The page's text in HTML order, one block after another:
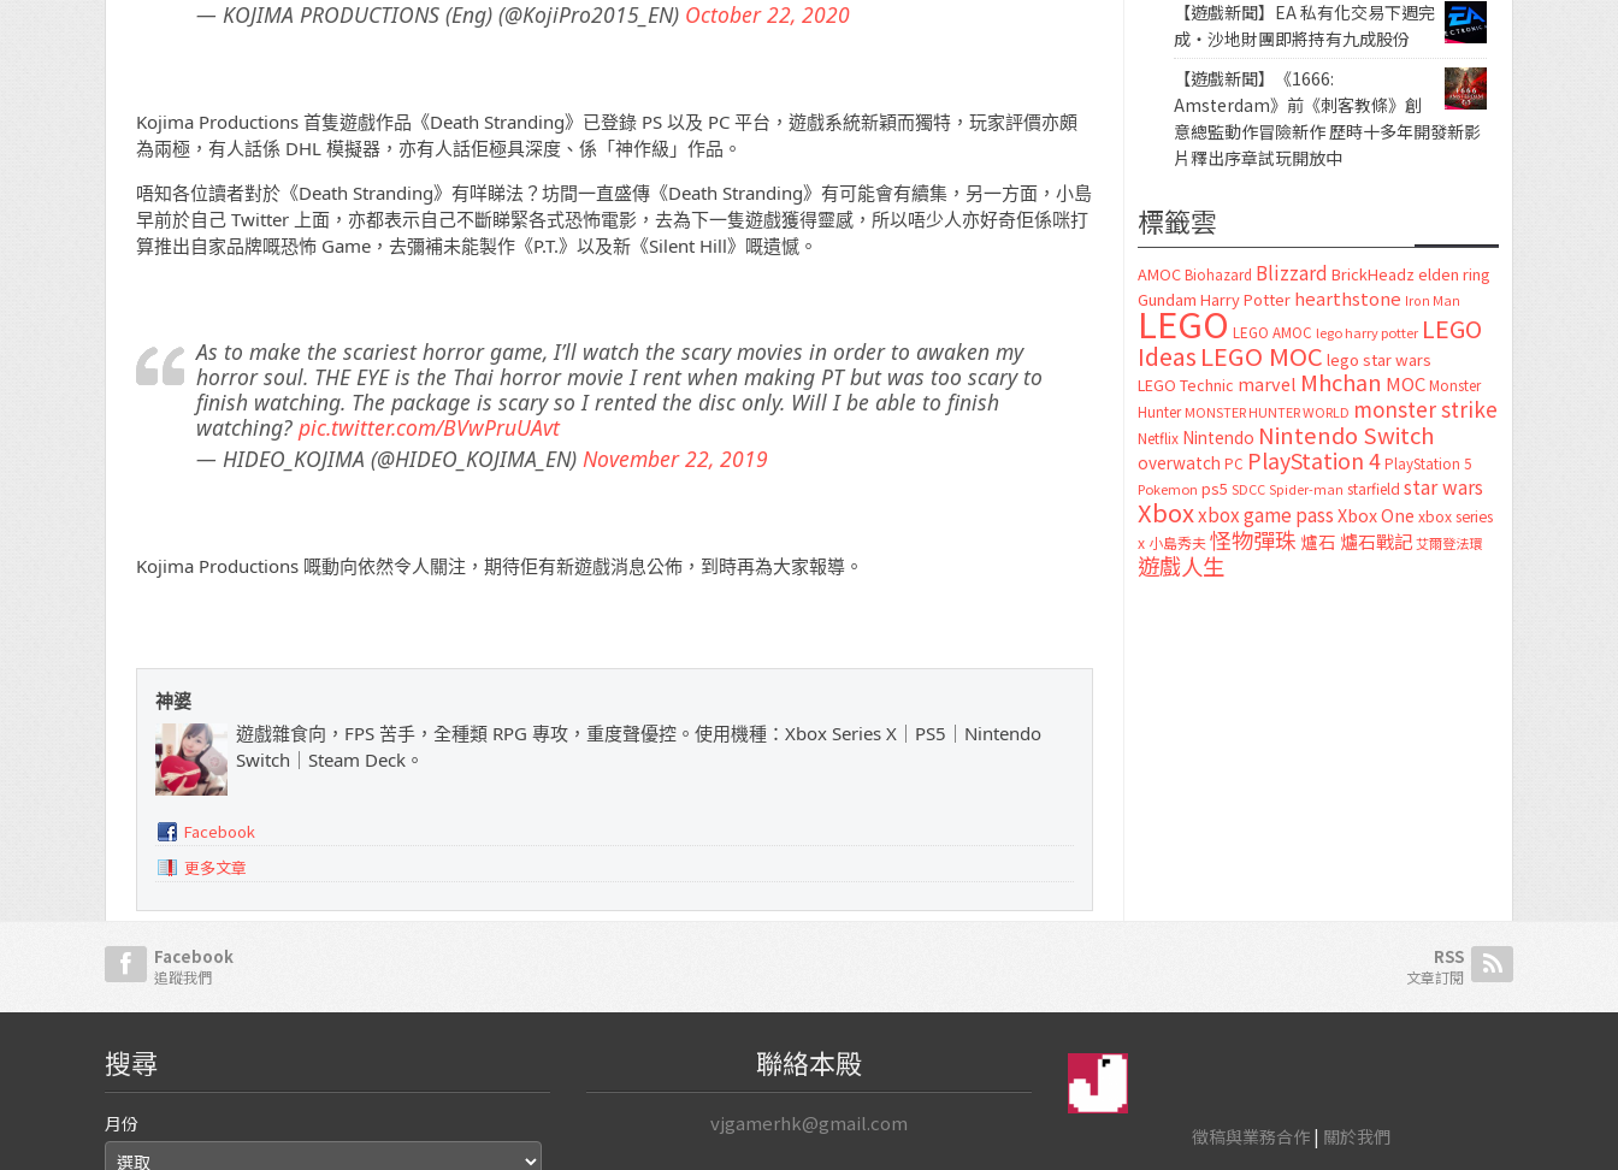
— KOJIMA PRODUCTIONS (Eng) (@KojiPro2015_EN) October 22, 2020
Kojima Productions 首隻遊戲作品《Death Stranding》已登錄 PS 以及 PC 平台，遊戲系統新穎而獨特，玩家評價亦頗
為兩極，有人話係 DHL 模擬器，亦有人話佢極具深度、係「神作級」作品。
唔知各位讀者對於《Death Stranding》有咩睇法？坊間一直盛傳《Death Stranding》有可能會有續集，另一方面，小島
早前於自己 Twitter 上面，亦都表示自己不斷睇緊各式恐怖電影，去為下一隻遊戲獲得靈感，所以唔少人亦好奇佢係咪打
算推出自家品牌嘅恐怖 Game，去彌補未能製作《P.T.》以及新《Silent Hill》嘅遺憾。
As to make the scariest horror game, I’ll watch the scary movies in order to awaken my
horror soul. THE EYE is the Thai horror movie I rent when making PT but was too scary to
finish watching. The package is scary so I rented the disc only. Will I be able to finish
watching? pic.twitter.com/BVwPruUAvt
— HIDEO_KOJIMA (@HIDEO_KOJIMA_EN) November 22, 2019
Kojima Productions 嘅動向依然令人關注，期待佢有新遊戲消息公佈，到時再為大家報導。
神婆
遊戲雜食向，FPS 苦手，全種類 RPG 專攻，重度聲優控。使用機種：Xbox Series X｜PS5｜Nintendo
Switch｜Steam Deck。
Facebook
更多文章
【遊戲新聞】EA 私有化交易下週完
成・沙地財團即將持有九成股份
【遊戲新聞】《1666:
Amsterdam》前《刺客教條》創
意總監動作冒險新作 歷時十多年開發新影
片釋出序章試玩開放中
標籤雲
AMOC Biohazard Blizzard BrickHeadz elden ring
Gundam Harry Potter hearthstone Iron Man
LEGO LEGO AMOC lego harry potter LEGO
Ideas LEGO MOC lego star wars
LEGO Technic marvel Mhchan MOC Monster
Hunter MONSTER HUNTER WORLD monster strike
Netflix Nintendo Nintendo Switch
overwatch PC PlayStation 4 PlayStation 5
Pokemon ps5 SDCC Spider-man starfield star wars
Xboxxbox game passXbox One xbox series
x 小島秀夫怪物彈珠 爐石 爐石戰記艾爾登法環
遊戲人生
Facebook
追蹤我們
RSS
文章訂閱
搜尋
月份
聯絡本殿
vjgamerhk@gmail.com
徵稿與業務合作| 關於我們